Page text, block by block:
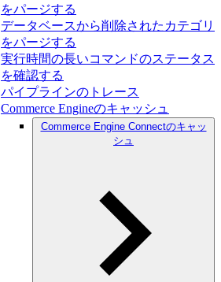
をパージする
データベースから削除されたカテゴリ
をパージする
実行時間の長いコマンドのステータス
を確認する
パイプラインのトレース
Commerce Engineのキャッシュ
Commerce Engine Connectのキャッ
シュ